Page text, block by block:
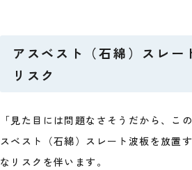
アスベスト（石綿）スレー
リスク
「見た目には問題なさそうだから、こ
スベスト（石綿）スレート波板を放置
なリスクを伴います。